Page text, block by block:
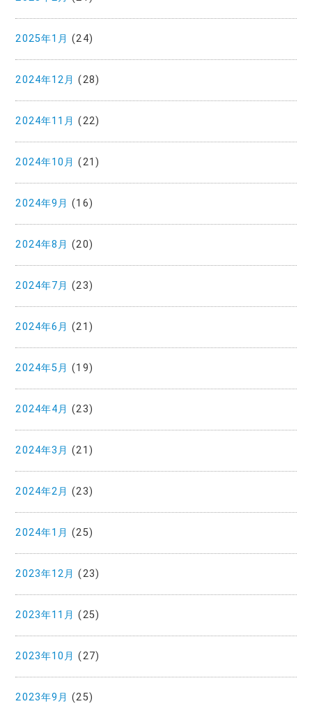
2025年1月 (24)
2024年12月 (28)
2024年11月 (22)
2024年10月 (21)
2024年9月 (16)
2024年8月 (20)
2024年7月 (23)
2024年6月 (21)
2024年5月 (19)
2024年4月 (23)
2024年3月 (21)
2024年2月 (23)
2024年1月 (25)
2023年12月 (23)
2023年11月 (25)
2023年10月 (27)
2023年9月 (25)